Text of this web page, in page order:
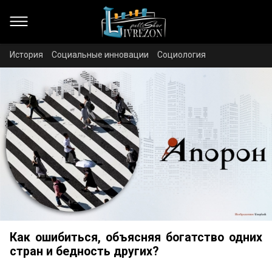
История Социальные инновации Социология
Как ошибиться, объясняя богатство одних
стран и бедность других?